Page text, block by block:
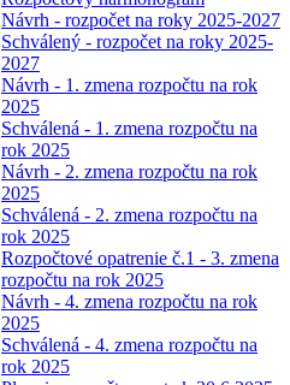
Návrh - rozpočet na roky 2025-2027
Schválený - rozpočet na roky 2025-
2027
Návrh - 1. zmena rozpočtu na rok
2025
Schválená - 1. zmena rozpočtu na
rok 2025
Návrh - 2. zmena rozpočtu na rok
2025
Schválená - 2. zmena rozpočtu na
rok 2025
Rozpočtové opatrenie č.1 - 3. zmena
rozpočtu na rok 2025
Návrh - 4. zmena rozpočtu na rok
2025
Schválená - 4. zmena rozpočtu na
rok 2025